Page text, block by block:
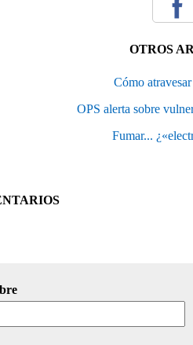
OTROS
Cómo
OPS alerta sobre
Fumar...